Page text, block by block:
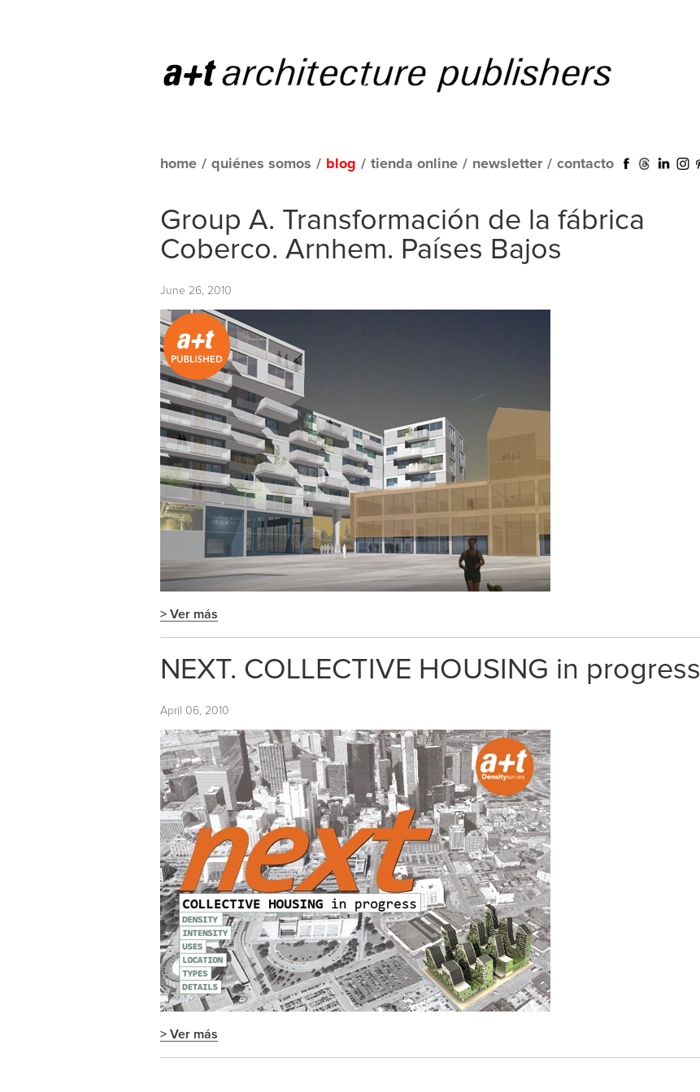
home / quiénes somos / blog / tienda online / newsletter / contacto
Group A. Transformación de la fábrica
Coberco. Arnhem. Países Bajos
June 26, 2010
> Ver más
NEXT. COLLECTIVE HOUSING in progress
April 06, 2010
> Ver más